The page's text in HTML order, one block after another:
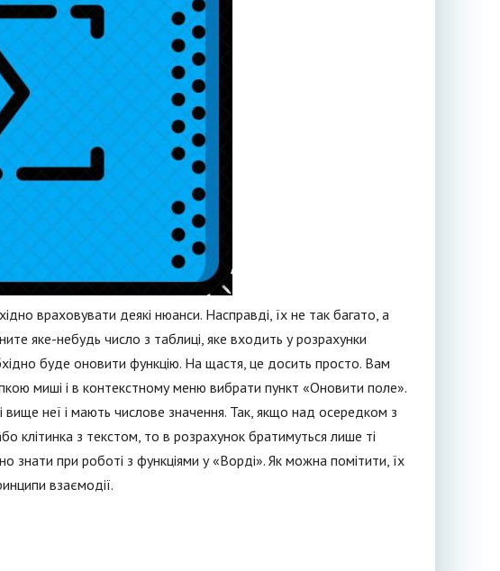
враховувати деякі нюанси. Насправді, їх не так багато, а
яке-небудь число з таблиці, яке входить у розрахунки
буде оновити функцію. На щастя, це досить просто. Вам
миші і в контекстному меню вибрати пункт «Оновити поле».
неї і мають числове значення. Так, якщо над осередком з
клітинка з текстом, то в розрахунок братимуться лише ті
знати при роботі з функціями у «Ворді». Як можна помітити, їх
взаємодії.